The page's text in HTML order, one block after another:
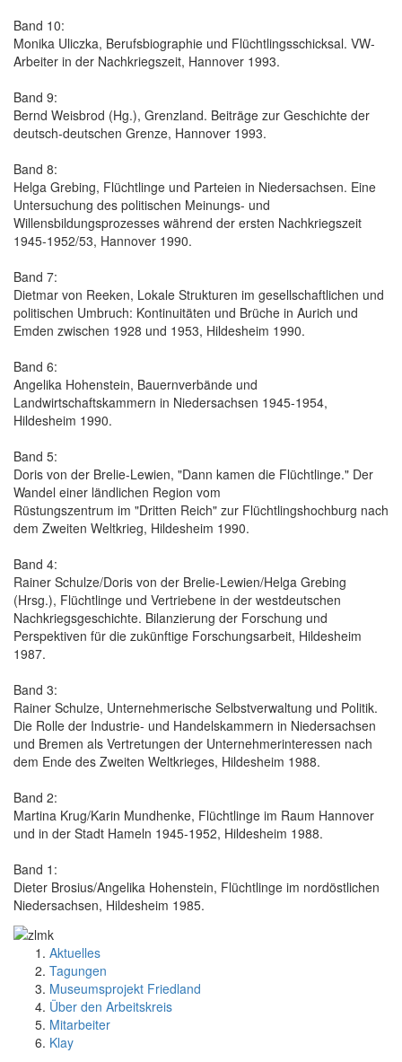
Band 10:
Monika Uliczka, Berufsbiographie und Flüchtlingsschicksal. VW-
Arbeiter in der Nachkriegszeit, Hannover 1993.
Band 9:
Bernd Weisbrod (Hg.), Grenzland. Beiträge zur Geschichte der
deutsch-deutschen Grenze, Hannover 1993.
Band 8:
Helga Grebing, Flüchtlinge und Parteien in Niedersachsen. Eine
Untersuchung des politischen Meinungs- und
Willensbildungsprozesses während der ersten Nachkriegszeit
1945-1952/53, Hannover 1990.
Band 7:
Dietmar von Reeken, Lokale Strukturen im gesellschaftlichen und
politischen Umbruch: Kontinuitäten und Brüche in Aurich und
Emden zwischen 1928 und 1953, Hildesheim 1990.
Band 6:
Angelika Hohenstein, Bauernverbände und
Landwirtschaftskammern in Niedersachsen 1945-1954,
Hildesheim 1990.
Band 5:
Doris von der Brelie-Lewien, "Dann kamen die Flüchtlinge." Der
Wandel einer ländlichen Region vom
Rüstungszentrum im "Dritten Reich" zur Flüchtlingshochburg nach
dem Zweiten Weltkrieg, Hildesheim 1990.
Band 4:
Rainer Schulze/Doris von der Brelie-Lewien/Helga Grebing
(Hrsg.), Flüchtlinge und Vertriebene in der westdeutschen
Nachkriegsgeschichte. Bilanzierung der Forschung und
Perspektiven für die zukünftige Forschungsarbeit, Hildesheim
1987.
Band 3:
Rainer Schulze, Unternehmerische Selbstverwaltung und Politik.
Die Rolle der Industrie- und Handelskammern in Niedersachsen
und Bremen als Vertretungen der Unternehmerinteressen nach
dem Ende des Zweiten Weltkrieges, Hildesheim 1988.
Band 2:
Martina Krug/Karin Mundhenke, Flüchtlinge im Raum Hannover
und in der Stadt Hameln 1945-1952, Hildesheim 1988.
Band 1:
Dieter Brosius/Angelika Hohenstein, Flüchtlinge im nordöstlichen
Niedersachsen, Hildesheim 1985.
Aktuelles
Tagungen
Museumsprojekt Friedland
Über den Arbeitskreis
Mitarbeiter
Klay